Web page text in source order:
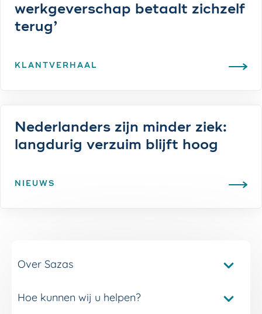
werkgeverschap betaalt zichzelf
terug’
KLANTVERHAAL
Nederlanders zijn minder ziek:
langdurig verzuim blijft hoog
NIEUWS
Over Sazas
Pakketvergelijker Sazas
Hoe kunnen wij u helpen?